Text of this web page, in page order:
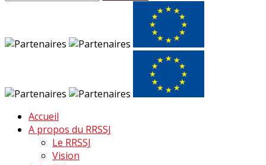
Accueil
A propos du RRSSJ
Le RRSSJ
Vision